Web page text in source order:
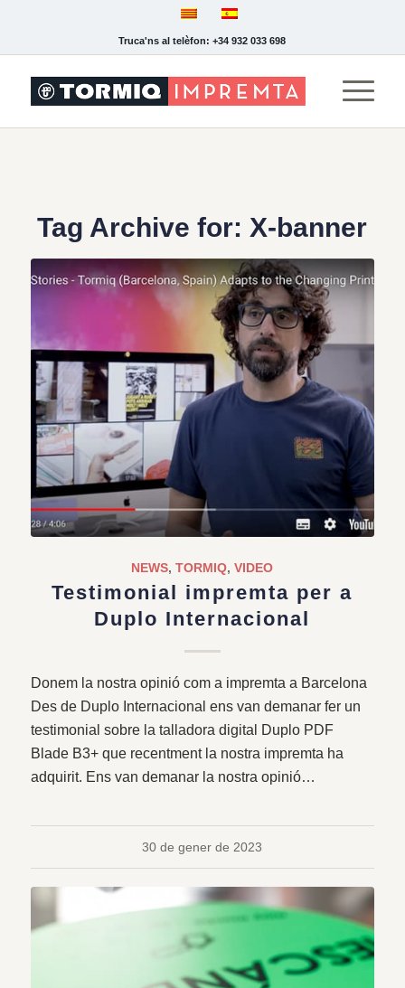
Truca'ns al telèfon: +34 932 033 698
Tag Archive for: X-banner
NEWS,TORMIQ,VIDEO
Testimonial impremta per a
Duplo Internacional
Donem la nostra opinió com a impremta a Barcelona
Des de Duplo Internacional ens van demanar fer un
testimonial sobre la talladora digital Duplo PDF
Blade B3+ que recentment la nostra impremta ha
adquirit. Ens van demanar la nostra opinió…
30 de gener de 2023